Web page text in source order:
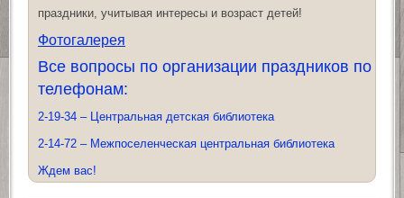
праздники, учитывая интересы и возраст детей!
Фотогалерея
Все вопросы по организации праздников по
телефонам:
2-19-34 – Центральная детская библиотека
2-14-72 – Межпоселенческая центральная библиотека
Ждем вас!